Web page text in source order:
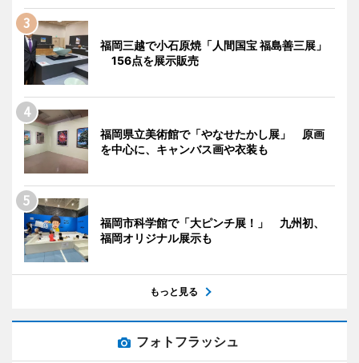
福岡三越で小石原焼「人間国宝 福島善三展」
156点を展示販売
福岡県立美術館で「やなせたかし展」 原画
を中心に、キャンバス画や衣装も
福岡市科学館で「大ピンチ展！」 九州初、
福岡オリジナル展示も
もっと見る
フォトフラッシュ